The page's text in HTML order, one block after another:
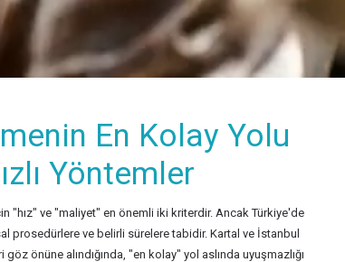
En Kolay Yolu
Yöntemler
"hız" ve "maliyet" en önemli iki kriterdir. Ancak Türkiye'de
prosedürlere ve belirli sürelere tabidir. Kartal ve İstanbul
önüne alındığında, "en kolay" yol aslında uyuşmazlığı